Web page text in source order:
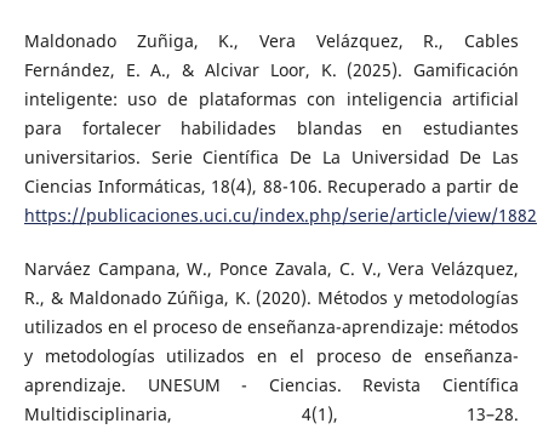
Maldonado Zuñiga, K., Vera Velázquez, R., Cables
Fernández, E. A., & Alcivar Loor, K. (2025). Gamificación
inteligente: uso de plataformas con inteligencia artificial
para fortalecer habilidades blandas en estudiantes
universitarios. Serie Científica De La Universidad De Las
Ciencias Informáticas, 18(4), 88-106. Recuperado a partir de
https://publicaciones.uci.cu/index.php/serie/article/view/1882
Narváez Campana, W., Ponce Zavala, C. V., Vera Velázquez,
R., & Maldonado Zúñiga, K. (2020). Métodos y metodologías
utilizados en el proceso de enseñanza-aprendizaje: métodos
y metodologías utilizados en el proceso de enseñanza-
aprendizaje. UNESUM - Ciencias. Revista Científica
Multidisciplinaria, 4(1), 13–28.